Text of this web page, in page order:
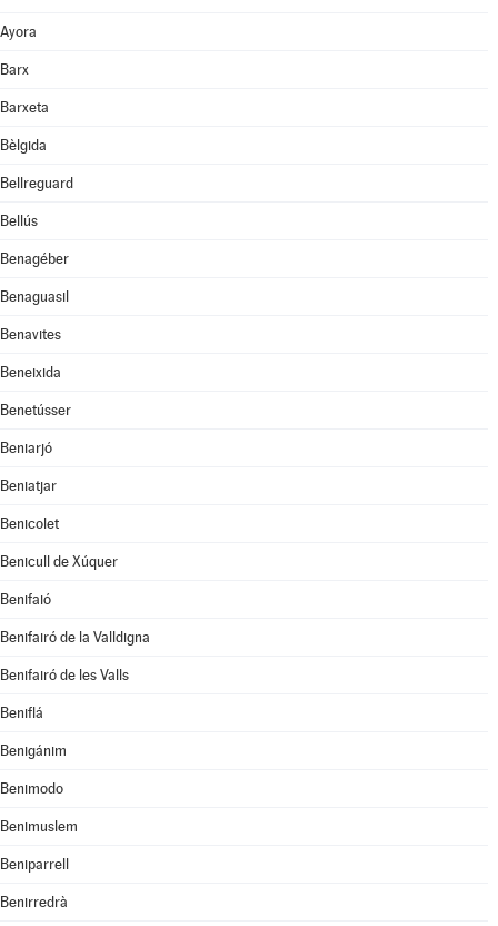
Ayora
Barx
Barxeta
Bèlgida
Bellreguard
Bellús
Benagéber
Benaguasil
Benavites
Beneixida
Benetússer
Beniarjó
Beniatjar
Benicolet
Benicull de Xúquer
Benifaió
Benifairó de la Valldigna
Benifairó de les Valls
Beniflá
Benigánim
Benimodo
Benimuslem
Beniparrell
Benirredrà